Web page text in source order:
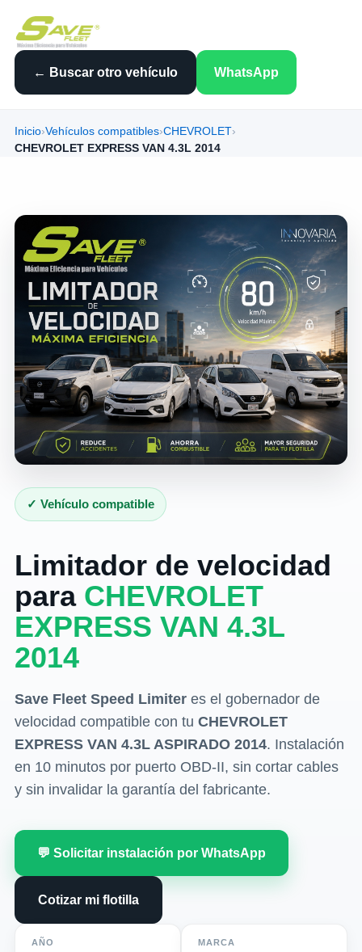
← Buscar otro vehículo WhatsApp
Inicio›Vehículos compatibles›CHEVROLET›
CHEVROLET EXPRESS VAN 4.3L 2014
✓ Vehículo compatible
Limitador de velocidad
para CHEVROLET
EXPRESS VAN 4.3L
2014
Save Fleet Speed Limiteres el gobernador de
velocidad compatible con tu CHEVROLET
EXPRESS VAN 4.3L ASPIRADO 2014. Instalación
en 10 minutos por puerto OBD-II, sin cortar cables
y sin invalidar la garantía del fabricante.
💬 Solicitar instalación por WhatsApp
Cotizar mi flotilla
AÑO MARCA